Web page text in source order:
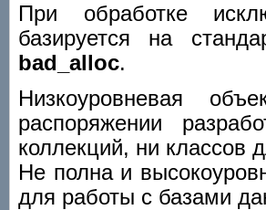
При обработке
базируется на
bad_alloc.
Низкоуровневая
распоряжении
коллекций, ни классов
Не полна и
для работы с базами